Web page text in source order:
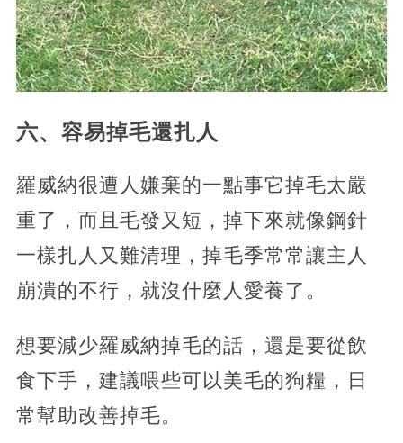
六、容易掉毛還扎人
羅威納很遭人嫌棄的一點事它掉毛太嚴
重了，而且毛發又短，掉下來就像鋼針
一樣扎人又難清理，掉毛季常常讓主人
崩潰的不行，就沒什麼人愛養了。
想要減少羅威納掉毛的話，還是要從飲
食下手，建議喂些可以美毛的狗糧，日
常幫助改善掉毛。